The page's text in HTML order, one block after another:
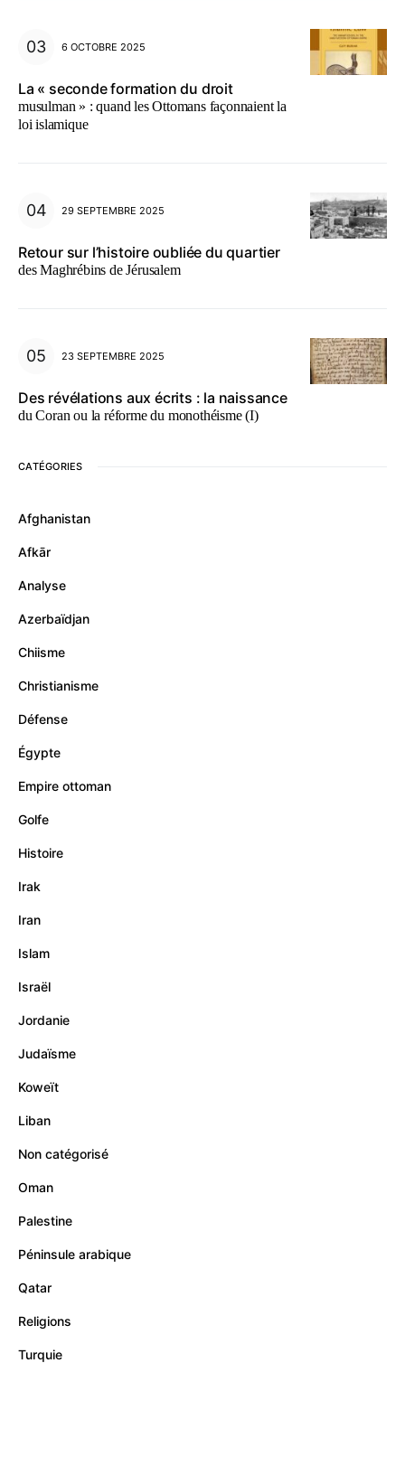
6 OCTOBRE 2025
La « seconde formation du droit
musulman » : quand les Ottomans façonnaient la
loi islamique
29 SEPTEMBRE 2025
Retour sur l’histoire oubliée du quartier
des Maghrébins de Jérusalem
23 SEPTEMBRE 2025
Des révélations aux écrits : la naissance
du Coran ou la réforme du monothéisme (I)
CATÉGORIES
Afghanistan
Afkār
Analyse
Azerbaïdjan
Chiisme
Christianisme
Défense
Égypte
Empire ottoman
Golfe
Histoire
Irak
Iran
Islam
Israël
Jordanie
Judaïsme
Koweït
Liban
Non catégorisé
Oman
Palestine
Péninsule arabique
Qatar
Religions
Turquie